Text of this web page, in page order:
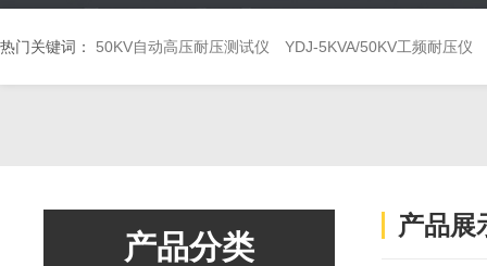
热门关键词： 50KV自动高压耐压测试仪 YDJ-5KVA/50KV工频耐压仪
产品分类
产品展